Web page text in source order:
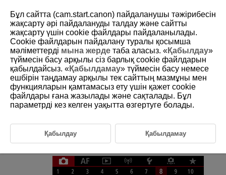
D180-093
Жоғары жылдамдықты дисплей
Әрбір түсірілім мен шынайы сурет арасында ауысатын жоғары
жылдамдықты дисплей [
] (жоғары жылдамдықты үздіксіз
түсіру) жетек режимінде және электрондық ысырмадан басқа
ысырма режимінде түсіру кезінде қолжетімді болады.
High speed display :
Жоғары
Бұл сайтта (cam.start.canon) пайдаланушы тәжірибесін
жақсарту әрі пайдалануды талдау және сайтты
жақсарту үшін сookie файлдары пайдаланылады.
Cookie файлдарын пайдалану туралы қосымша
мәліметтерді мына жерде таба аласыз. «Қабылдау»
түймесін басу арқылы сіз барлық cookie файлдарын
қабылдайсыз. «Қабылдамау» түймесін басу немесе
ешбірін таңдамау арқылы тек сайттың мазмұны мен
функцияларын қамтамасыз ету үшін қажет cookie
файлдары ғана жазылады және сақталады. Бұл
параметрді кез келген уақытта өзгертуге болады.
Қабылдау Қабылдамау